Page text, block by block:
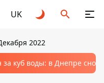
UK
2022
за куб воды: в Днепре